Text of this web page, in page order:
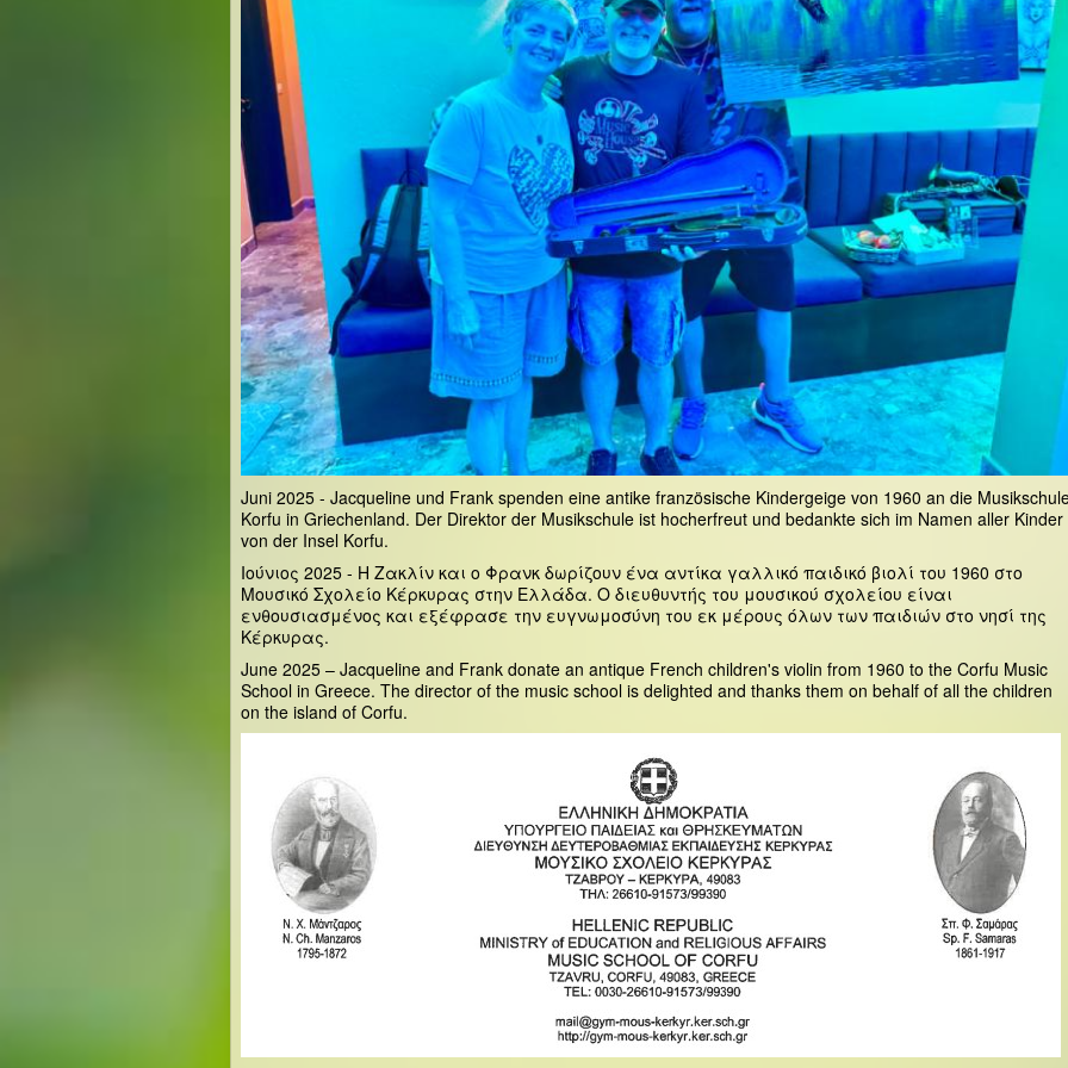
Juni 2025 - Jacqueline und Frank spenden eine antike französische Kindergeige von 1960 an die
Korfu in Griechenland. Der Direktor der Musikschule ist hocherfreut und bedankte sich im Namen aller Kinder
von der Insel Korfu.
Ιούνιος 2025 - Η Ζακλίν και ο Φρανκ δωρίζουν ένα αντίκα γαλλικό παιδικό βιολί του 1960 στο
Μουσικό Σχολείο Κέρκυρας στην Ελλάδα. Ο διευθυντής του μουσικού σχολείου είναι
ενθουσιασμένος και εξέφρασε την ευγνωμοσύνη του εκ μέρους όλων των παιδιών στο νησί της
Κέρκυρας.
June 2025 – Jacqueline and Frank donate an antique French children's violin from 1960 to the Corfu Music
School in Greece. The director of the music school is delighted and thanks them on behalf of all the children
on the island of Corfu.